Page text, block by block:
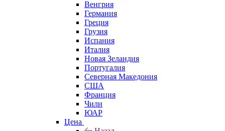
Венгрия
Германия
Греция
Грузия
Испания
Италия
Новая Зеландия
Португалия
Северная Македония
США
Франция
Чили
ЮАР
Цена